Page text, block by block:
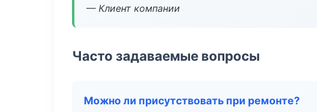
— Клиент компании
Часто задаваемые вопросы
Можно ли присутствовать при ремонте?